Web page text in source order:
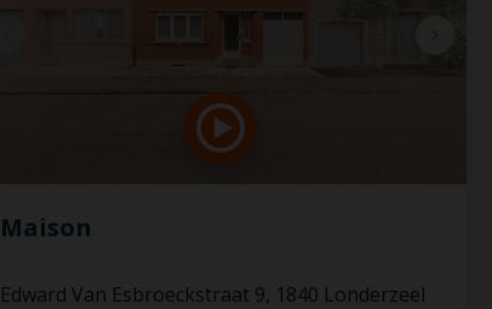
Maison
Edward Van Esbroeckstraat 9, 1840 Londerzeel